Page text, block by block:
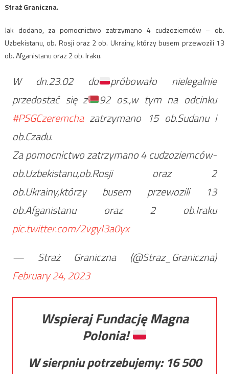
Straż Graniczna.
Jak dodano, za pomocnictwo zatrzymano 4 cudzoziemców – ob.
Uzbekistanu, ob. Rosji oraz 2 ob. Ukrainy, którzy busem przewozili 13
ob. Afganistanu oraz 2 ob. Iraku.
W dn.23.02 do
próbowało nielegalnie
przedostać się z
92 os.,w tym na odcinku
#PSGCzeremchazatrzymano 15 ob.Sudanu i
ob.Czadu.
Za pomocnictwo zatrzymano 4 cudzoziemców-
ob.Uzbekistanu,ob.Rosji oraz 2
ob.Ukrainy,którzy busem przewozili 13
ob.Afganistanu oraz 2 ob.Iraku
pic.twitter.com/2vgyI3a0yx
— Straż Graniczna (@Straz_Graniczna)
February 24, 2023
Wspieraj Fundację Magna
Polonia!
W sierpniu potrzebujemy: 16 500